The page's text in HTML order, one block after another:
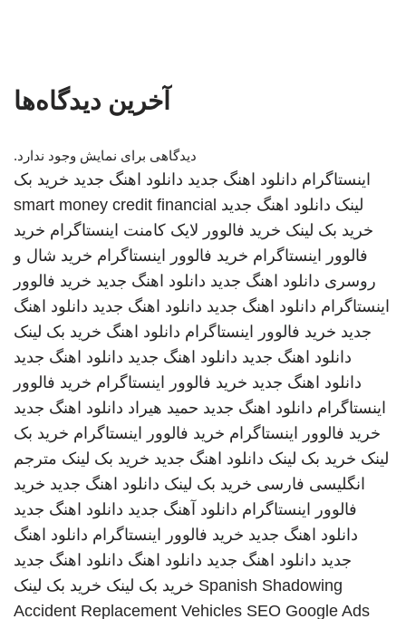
آخرین دیدگاه‌ها
دیدگاهی برای نمایش وجود ندارد.
اینستاگرام دانلود اهنگ جدید دانلود اهنگ جدید خرید بک
لینک دانلود اهنگ جدید smart money credit financial
خرید بک لینک خرید فالوور لایک کامنت اینستاگرام خرید
فالوور اینستاگرام خرید فالوور اینستاگرام خرید شال و
روسری دانلود اهنگ جدید دانلود اهنگ جدید خرید فالوور
اینستاگرام دانلود اهنگ جدید دانلود اهنگ جدید دانلود اهنگ
جدید خرید فالوور اینستاگرام دانلود اهنگ خرید بک لینک
دانلود اهنگ جدید دانلود اهنگ جدید دانلود اهنگ جدید
دانلود اهنگ جدید خرید فالوور اینستاگرام خرید فالوور
اینستاگرام دانلود اهنگ جدید حمید هیراد دانلود اهنگ جدید
خرید فالوور اینستاگرام خرید فالوور اینستاگرام خرید بک
لینک خرید بک لینک دانلود اهنگ جدید خرید بک لینک مترجم
انگلیسی فارسی خرید بک لینک دانلود اهنگ جدید خرید
فالوور اینستاگرام دانلود آهنگ جدید دانلود اهنگ جدید
دانلود اهنگ جدید خرید فالوور اینستاگرام دانلود اهنگ
جدید دانلود اهنگ جدید دانلود اهنگ دانلود اهنگ جدید
Spanish Shadowing خرید بک لینک خرید بک لینک
Accident Replacement Vehicles SEO Google Ads